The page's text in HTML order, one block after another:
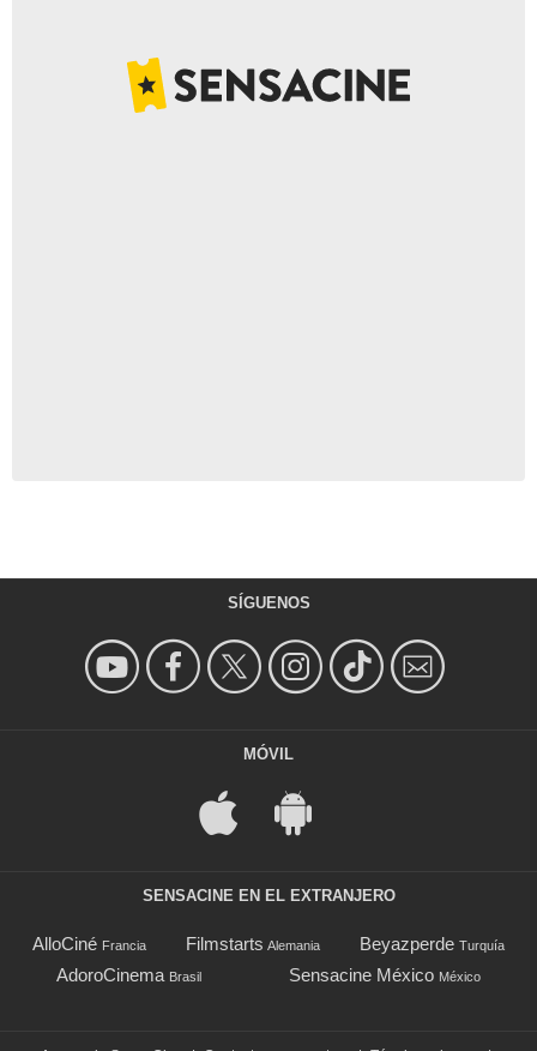
SÍGUENOS
MÓVIL
SENSACINE EN EL EXTRANJERO
AlloCiné Francia Filmstarts Alemania Beyazperde Turquía
AdoroCinema Brasil Sensacine México México